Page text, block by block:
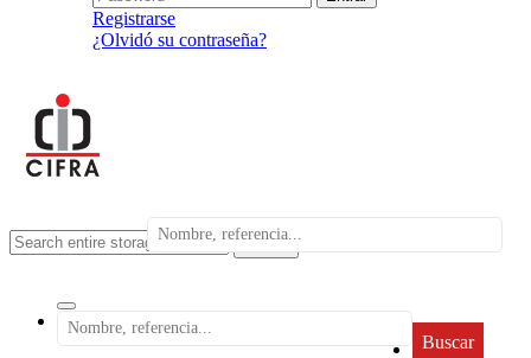
Registrarse
¿Olvidó su contraseña?
search
Buscar